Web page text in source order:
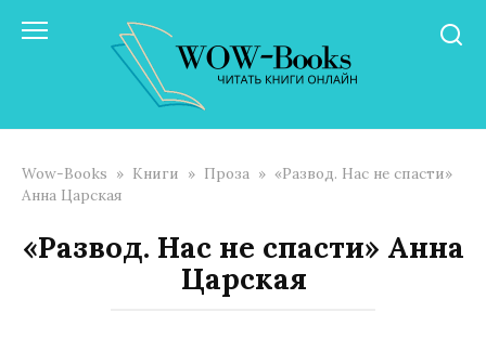
Wow-Books » Книги » Проза » «Развод. Нас не спасти»
Анна Царская
«Развод. Нас не спасти» Анна
Царская